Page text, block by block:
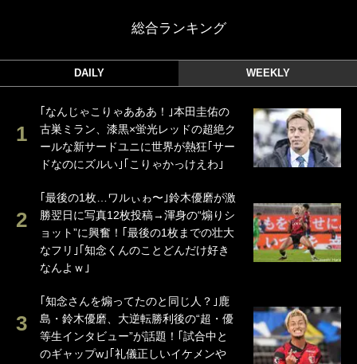
総合ランキング
DAILY WEEKLY
｢なんじゃこりゃあああ！｣本田圭佑の
古巣ミラン、漆黒×蛍光レッドの超絶ク
ールな新サードユニに世界が熱狂｢サー
ドなのにズルい｣｢こりゃかっけえわ｣
｢最後の1枚…ワルぃゎ〜｣鈴木優磨が激
勝翌日に写真12枚投稿→渾身の“煽りシ
ョット”に興奮！｢最後の1枚までの壮大
なフリ｣｢知念くんのことどんだけ好き
なんよｗ｣
｢知念さんを煽ってたのと同じ人？｣鹿
島・鈴木優磨、大逆転勝利後の“超・優
等生インタビュー”が話題！｢試合中と
のギャップw｣｢礼儀正しいイケメンや